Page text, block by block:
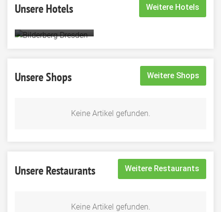
Unsere Hotels Weitere Hotels
Bilderberg Dresden
Unsere Shops Weitere Shops
Keine Artikel gefunden.
Unsere Restaurants Weitere Restaurants
Keine Artikel gefunden.